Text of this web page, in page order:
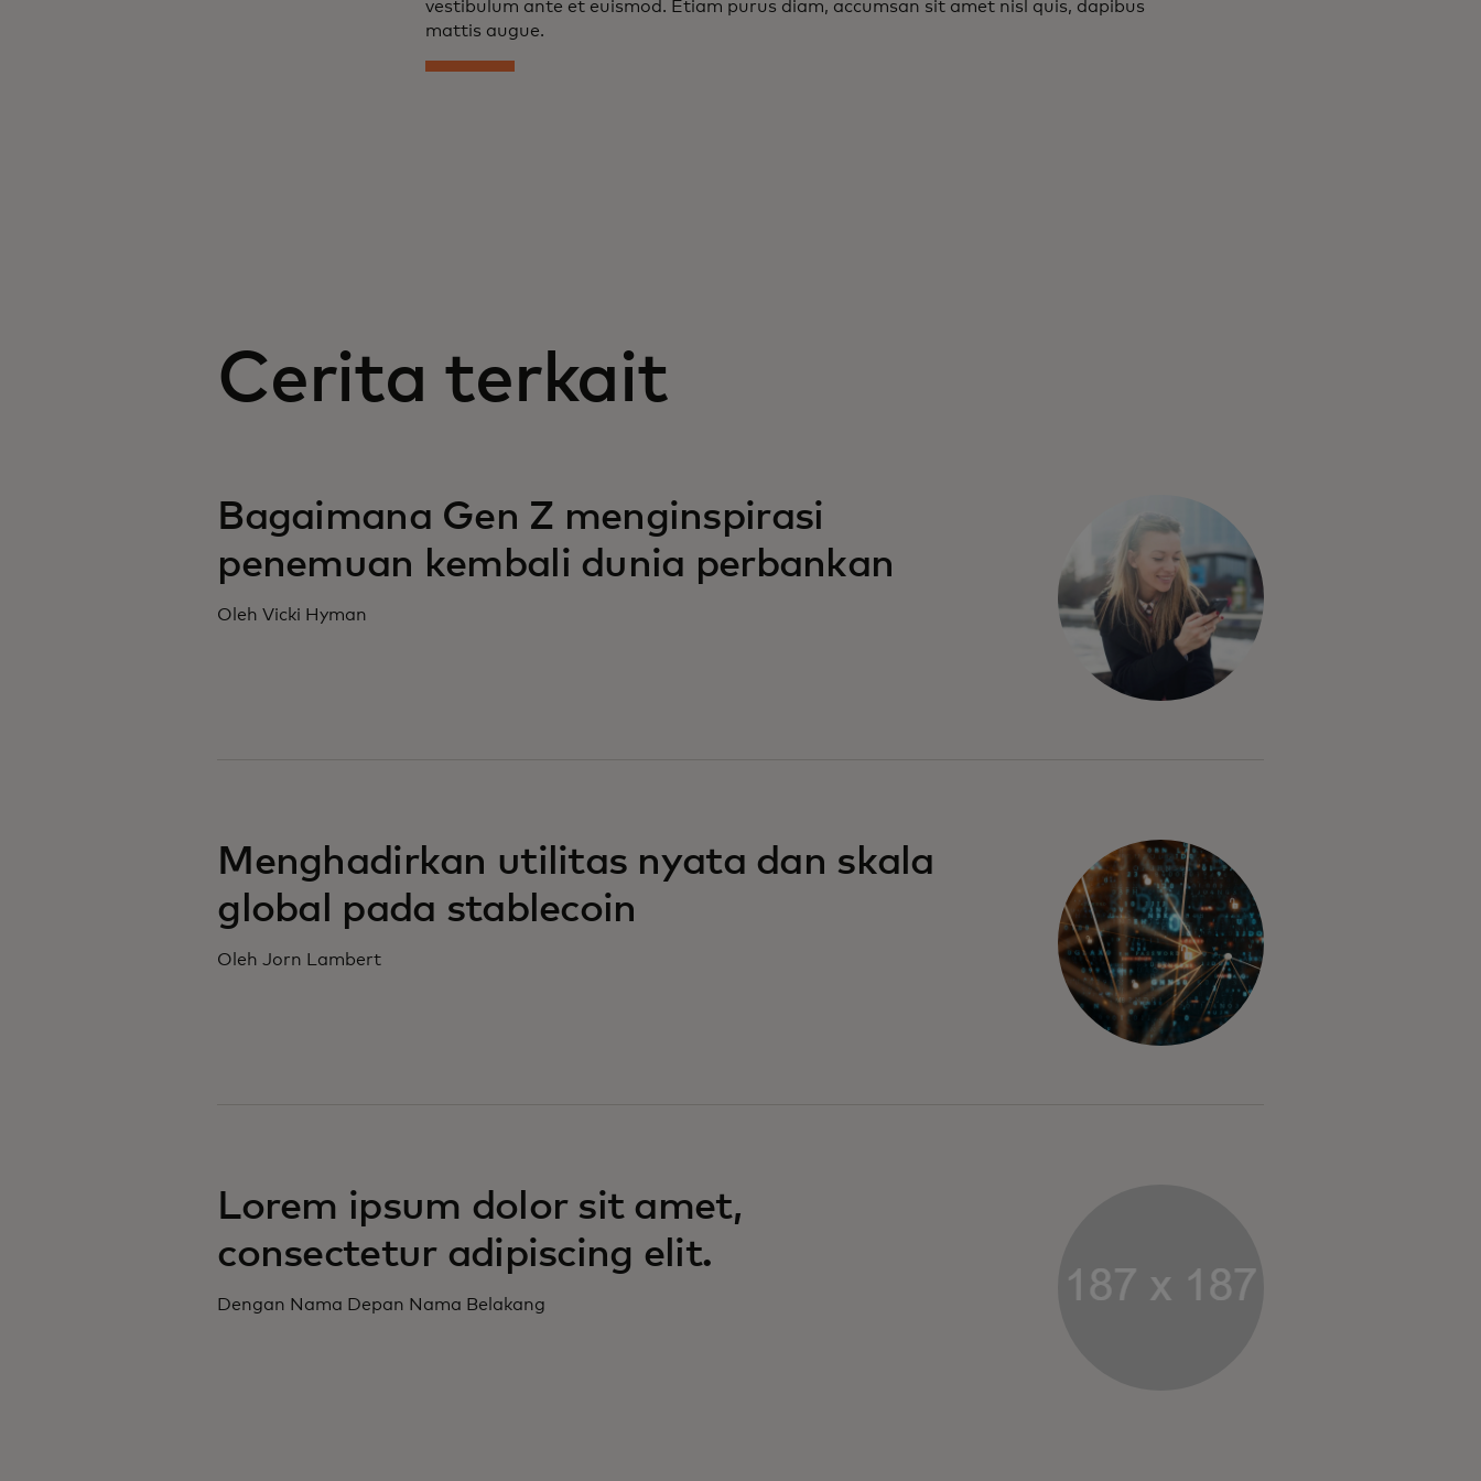
vestibulum ante et euismod. Etiam purus diam, accumsan sit amet nisl quis, dapibus
mattis augue.
Cerita terkait
Bagaimana Gen Z menginspirasi
penemuan kembali dunia perbankan
Oleh Vicki Hyman
Menghadirkan utilitas nyata dan skala
global pada stablecoin
Oleh Jorn Lambert
Lorem ipsum dolor sit amet,
consectetur adipiscing elit.
Dengan Nama Depan Nama Belakang